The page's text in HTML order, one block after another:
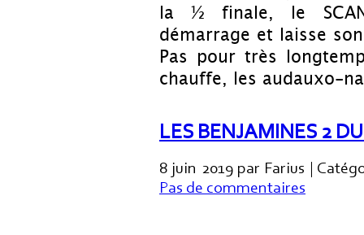
la ½ finale, le
démarrage et laisse
Pas pour très
chauffe, les audauxo-
LES BENJAMINES 2
8 juin 2019 par Farius |
Pas de commentaires